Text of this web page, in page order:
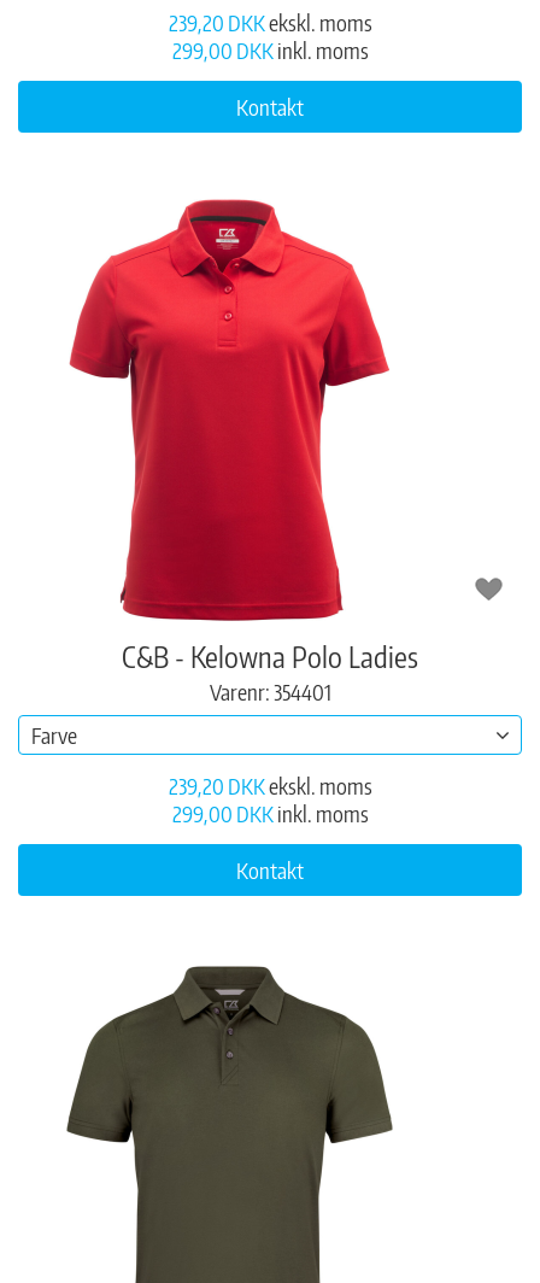
239,20 DKKekskl. moms
299,00 DKKinkl. moms
Kontakt
C&B - Kelowna Polo Ladies
Varenr: 354401
Farve
239,20 DKKekskl. moms
299,00 DKKinkl. moms
Kontakt